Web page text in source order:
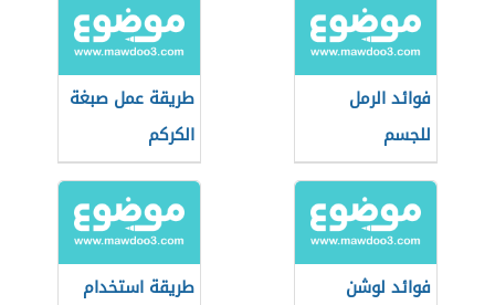
فوائد الرمل
للجسم
طريقة عمل صبغة
الكركم
فوائد لوشن
طريقة استخدام